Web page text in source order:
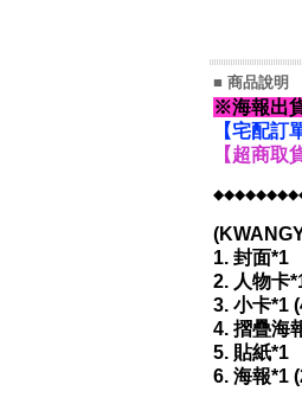
■ 商品說明
※海報出
【宅配
【超商
1. 封面*1
2. 人物卡
3. 小卡*1
4. 摺疊海
5. 貼紙*1
6. 海報*1